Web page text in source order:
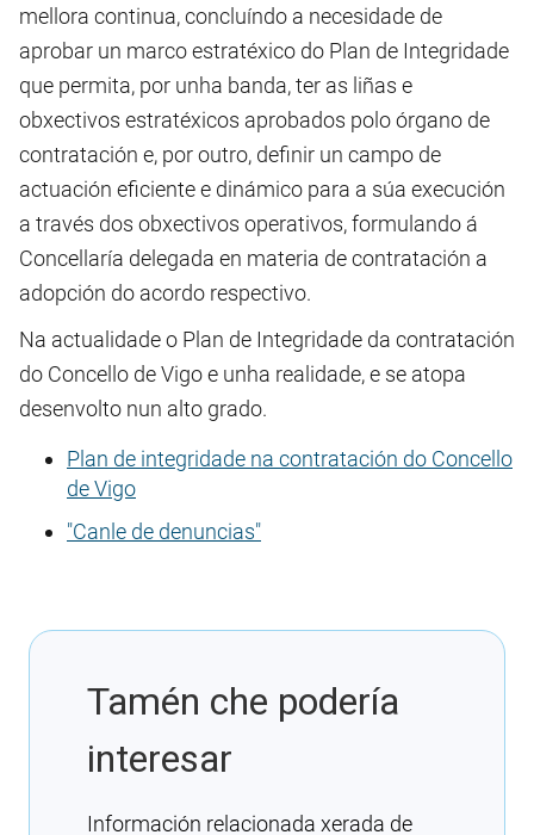
mellora continua, concluíndo a necesidade de
aprobar un marco estratéxico do Plan de Integridade
que permita, por unha banda, ter as liñas e
obxectivos estratéxicos aprobados polo órgano de
contratación e, por outro, definir un campo de
actuación eficiente e dinámico para a súa execución
a través dos obxectivos operativos, formulando á
Concellaría delegada en materia de contratación a
adopción do acordo respectivo.
Na actualidade o Plan de Integridade da contratación
do Concello de Vigo e unha realidade, e se atopa
desenvolto nun alto grado.
Plan de integridade na contratación do Concello
de Vigo
"Canle de denuncias"
Tamén che podería
interesar
Información relacionada xerada de